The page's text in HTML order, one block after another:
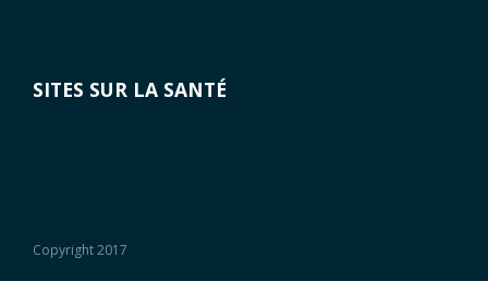
SITES SUR LA SANTÉ
Copyright 2017